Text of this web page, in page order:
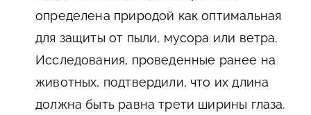
определена природой как оптимальная
для защиты от пыли, мусора или ветра.
Исследования, проведенные ранее на
животных, подтвердили, что их длина
должна быть равна трети ширины глаза.